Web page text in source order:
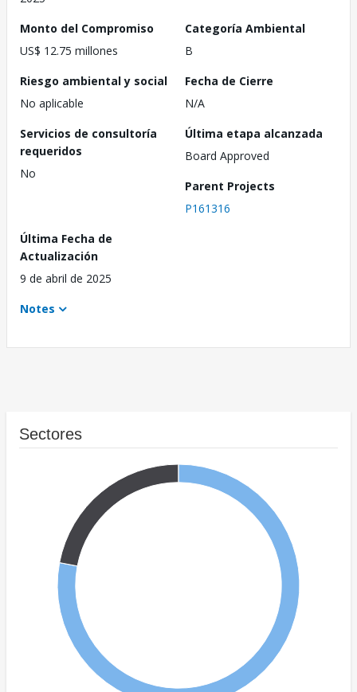
Monto del Compromiso
US$ 12.75 millones
Categoría Ambiental
B
Riesgo ambiental y social
No aplicable
Fecha de Cierre
N/A
Servicios de consultoría
requeridos
No
Última etapa alcanzada
Board Approved
Parent Projects
P161316
Última Fecha de
Actualización
9 de abril de 2025
Notes
Sectores